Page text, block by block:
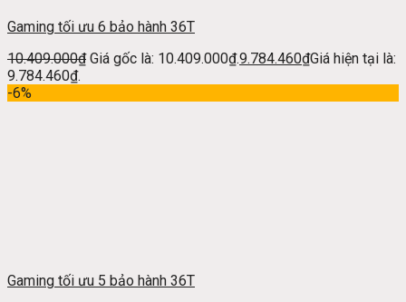
Gaming tối ưu 6 bảo hành 36T
10.409.000₫ Giá gốc là: 10.409.000₫.9.784.460₫Giá hiện tại là:
9.784.460₫.
-6%
Gaming tối ưu 5 bảo hành 36T